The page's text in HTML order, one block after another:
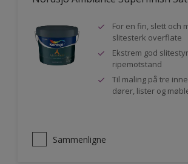
For en fin, slett och
slitesterk overflate
Ekstrem god
ripemotstand
Til maling på tre
dører, lister og
Sammenligne